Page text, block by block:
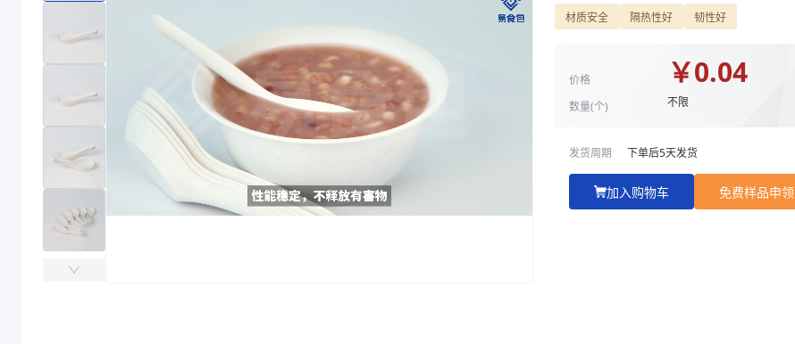
商品参数
PP、稻壳
宽度(mm)
长度(mm)
材质安全 隔热性好 韧性好
价格
数量(个)
￥0.04
不限
发货周期 下单后5天发货
加入购物车 免费样品申领